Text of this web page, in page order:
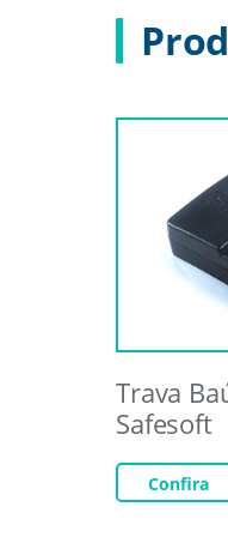
Trava
Safesoft
Confira